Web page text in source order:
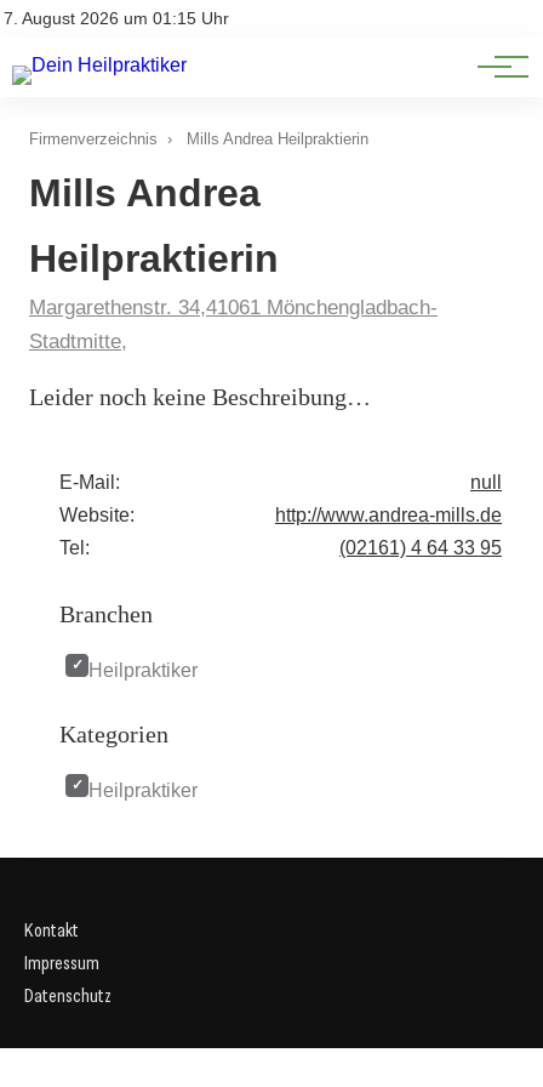
7. August 2026 um 01:15 Uhr
Impressum
Natürliche Medizin
Heilpflanzen & Kräuterkunde
Firmenverzeichnis › Mills Andrea Heilpraktierin
Mills Andrea
Heilpraktierin
Margarethenstr. 34,41061 Mönchengladbach-
Stadtmitte,
Leider noch keine Beschreibung…
E-Mail:
null
Website:
http://www.andrea-mills.de
Tel:
(02161) 4 64 33 95
Branchen
Heilpraktiker
Kategorien
Heilpraktiker
Kontakt
Impressum
Datenschutz